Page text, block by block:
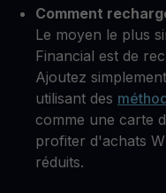
Comment
Le moyen le plus
Financial est de
Ajoutez
utilisant des
comme une carte
profiter d'achats
réduits.